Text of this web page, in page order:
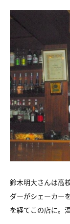
鈴木明大さんは高
ダーがシェーカー
を経てこの店に。